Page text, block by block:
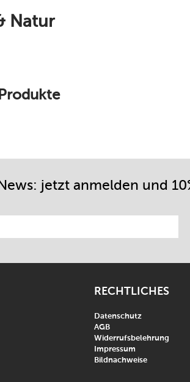
Natur
jetzt anmelden und
RECHTLICHES
Datenschutz
AGB
Widerrufsbelehrung
Impressum
Bildnachweise